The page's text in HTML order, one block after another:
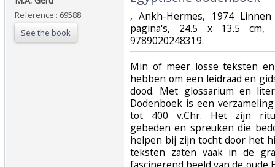
Reference : 69588
See the book
‎, Ankh-Hermes, 1974
pagina's, 24.5 x 13.5 cm,
9789020248319.‎
‎Min of meer losse teksten
hebben om een leidraad en
dood. Met glossarium en
Dodenboek is een
tot 400 v.Chr. Het zijn
gebeden en spreuken die
helpen bij zijn tocht door het
teksten zaten vaak in de